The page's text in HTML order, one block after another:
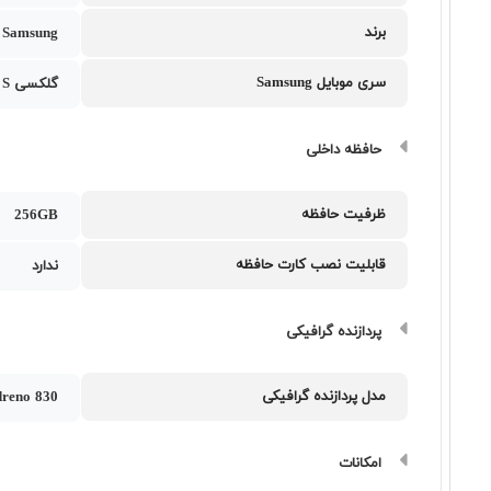
برند Samsung
سری موبایل Samsung گلکسی S
حافظه داخلی
ظرفیت حافظه 256GB
قابلیت نصب کارت حافظه ندارد
پردازنده گرافیکی
مدل پردازنده گرافیکی 830
امکانات